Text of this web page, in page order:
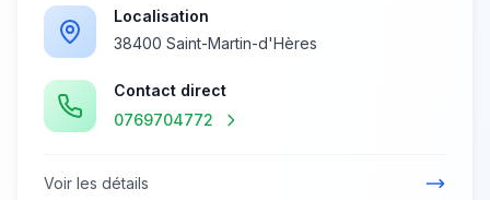
Localisation
38400 Saint-Martin-d'Hères
Contact direct
0769704772
Voir les détails